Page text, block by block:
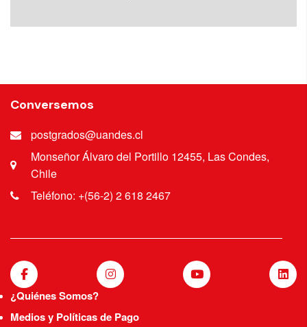
Conversemos
postgrados@uandes.cl
Monseñor Álvaro del Portillo 12455, Las Condes,
Chile
Teléfono: +(56-2) 2 618 2467
¿Quiénes Somos?
Medios y Políticas de Pago